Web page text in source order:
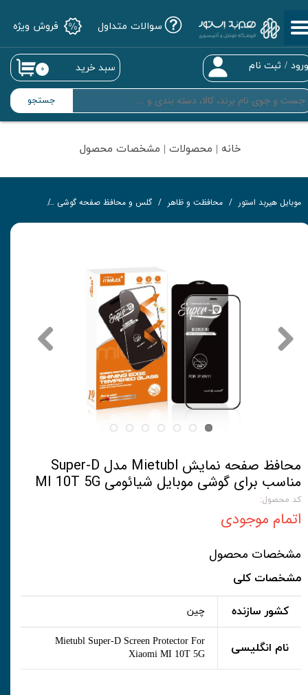
جستجو
/ ثبت نام
حساب کاربری من
تغییر گذر واژه
سفارشات
خروج از حساب کاربری
۰ سبد خرید
سوالات متداول فروش ویژه
خانه | محصولات | مشخصات محصول
موبایل هیربد استور محافظت و ظاهر گلس و محافظ صفحه گوشی
محافظ صفحه نمایش Mietubl مدل Super-D
مناسب برای گوشی موبایل شیائومی MI 10T 5G
کد محصول:
اتمام موجودی
مشخصات محصول
مشخصات کلی
کشور سازنده چین
نام انگلیسی
Mietubl Super-D Screen Protector For
Xiaomi MI 10T 5G